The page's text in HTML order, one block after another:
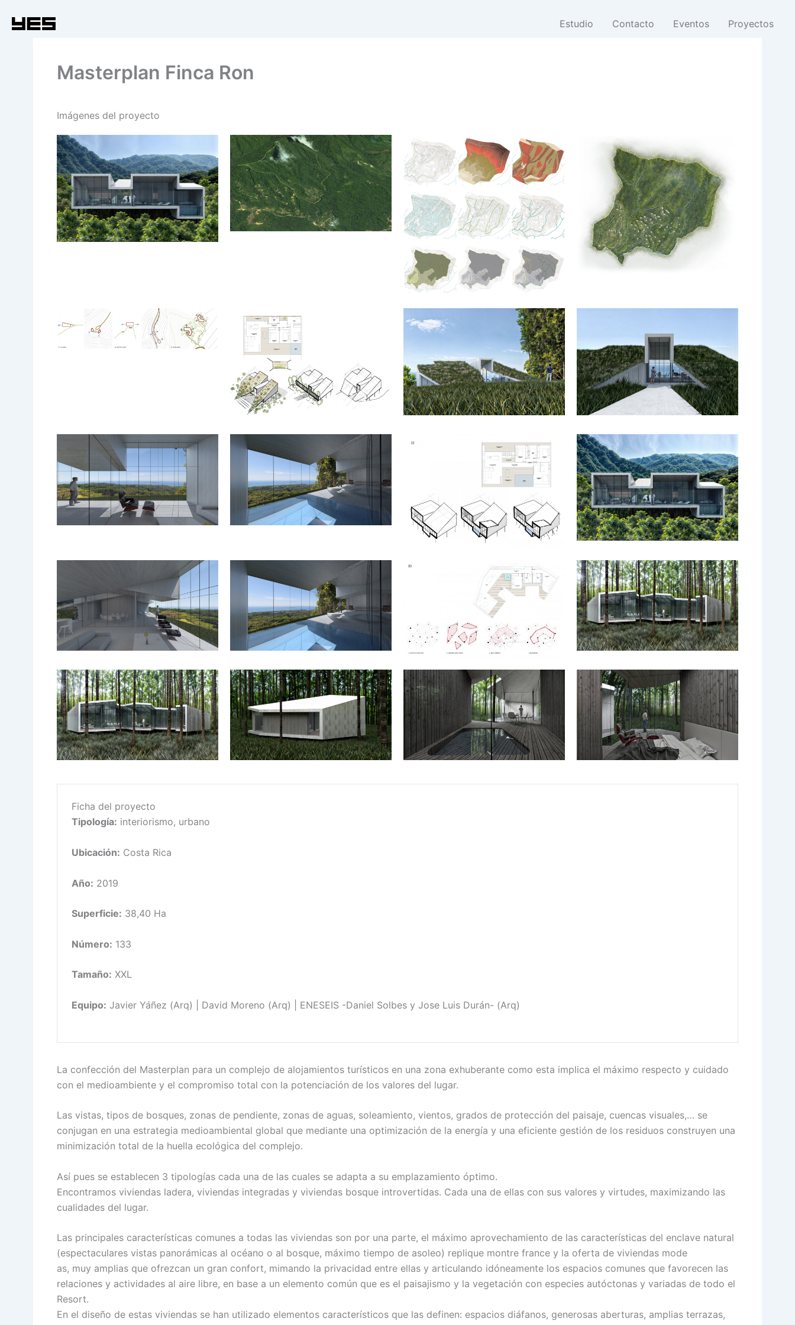
Estudio Contacto Eventos Proyectos
Masterplan Finca Ron
Imágenes del proyecto
Ficha del proyecto
Tipología: interiorismo, urbano
Ubicación: Costa Rica
Año: 2019
Superficie: 38,40 Ha
Número: 133
Tamaño: XXL
Equipo: Javier Yáñez (Arq) | David Moreno (Arq) | ENESEIS -Daniel Solbes y Jose Luis Durán- (Arq)
La confección del Masterplan para un complejo de alojamientos turísticos en una zona exhuberante como esta implica el máximo respecto y cuidado
con el medioambiente y el compromiso total con la potenciación de los valores del lugar.
Las vistas, tipos de bosques, zonas de pendiente, zonas de aguas, soleamiento, vientos, grados de protección del paisaje, cuencas visuales,… se
conjugan en una estrategia medioambiental global que mediante una optimización de la energía y una eficiente gestión de los residuos construyen una
minimización total de la huella ecológica del complejo.
Así pues se establecen 3 tipologías cada una de las cuales se adapta a su emplazamiento óptimo.
Encontramos viviendas ladera, viviendas integradas y viviendas bosque introvertidas. Cada una de ellas con sus valores y virtudes, maximizando las
cualidades del lugar.
Las principales características comunes a todas las viviendas son por una parte, el máximo aprovechamiento de las características del enclave natural
(espectaculares vistas panorámicas al océano o al bosque, máximo tiempo de asoleo) replique montre france y la oferta de viviendas mode
as, muy amplias que ofrezcan un gran confort, mimando la privacidad entre ellas y articulando idóneamente los espacios comunes que favorecen las
relaciones y actividades al aire libre, en base a un elemento común que es el paisajismo y la vegetación con especies autóctonas y variadas de todo el
Resort.
En el diseño de estas viviendas se han utilizado elementos característicos que las definen: espacios diáfanos, generosas aberturas, amplias terrazas,